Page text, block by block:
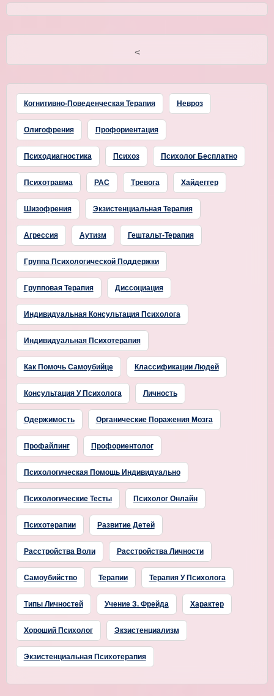
<
Когнитивно-Поведенческая Терапия Невроз
Олигофрения Профориентация
Психодиагностика Психоз Психолог Бесплатно
Психотравма РАС Тревога Хайдеггер
Шизофрения Экзистенциальная Терапия
Агрессия Аутизм Гештальт-Терапия
Группа Психологической Поддержки
Групповая Терапия Диссоциация
Индивидуальная Консультация Психолога
Индивидуальная Психотерапия
Как Помочь Самоубийце Классификации Людей
Консультация У Психолога Личность
Одержимость Органические Поражения Мозга
Профайлинг Профориентолог
Психологическая Помощь Индивидуально
Психологические Тесты Психолог Онлайн
Психотерапии Развитие Детей
Расстройства Воли Расстройства Личности
Самоубийство Терапии Терапия У Психолога
Типы Личностей Учение З. Фрейда Характер
Хороший Психолог Экзистенциализм
Экзистенциальная Психотерапия